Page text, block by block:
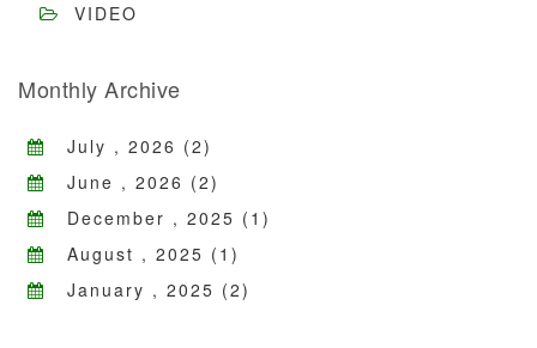
VIDEO
Monthly Archive
July , 2026 (2)
June , 2026 (2)
December , 2025 (1)
August , 2025 (1)
January , 2025 (2)